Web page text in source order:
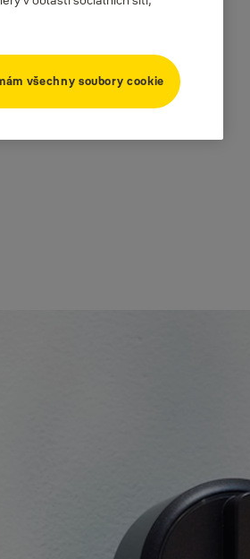
všechny soubory cookie